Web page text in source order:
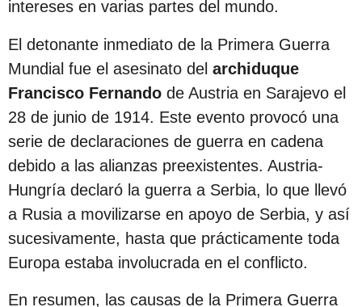
intereses en varias partes del mundo.
El detonante inmediato de la Primera Guerra
Mundial fue el asesinato del archiduque
Francisco Fernando de Austria en Sarajevo el
28 de junio de 1914. Este evento provocó una
serie de declaraciones de guerra en cadena
debido a las alianzas preexistentes. Austria-
Hungría declaró la guerra a Serbia, lo que llevó
a Rusia a movilizarse en apoyo de Serbia, y así
sucesivamente, hasta que prácticamente toda
Europa estaba involucrada en el conflicto.
En resumen, las causas de la Primera Guerra